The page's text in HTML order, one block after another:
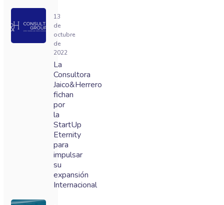
13
de
octubre
de
2022
La
Consultora
Jaico&Herrero
fichan
por
la
StartUp
Eternity
para
impulsar
su
expansión
Internacional